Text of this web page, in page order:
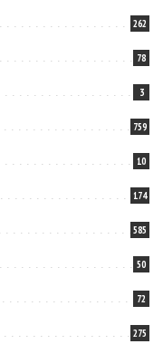
262
78
3
759
10
174
585
50
72
275